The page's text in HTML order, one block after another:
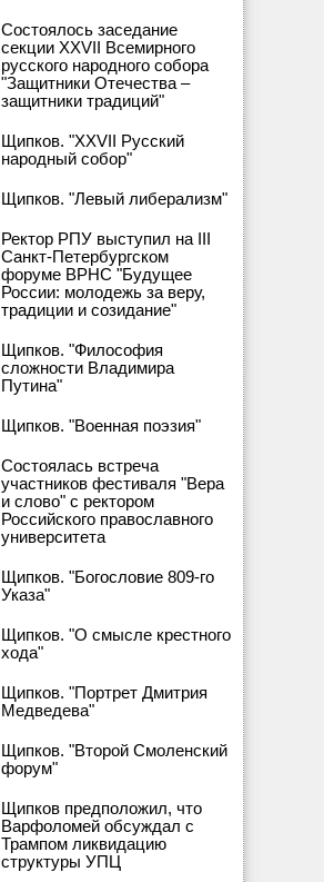
Состоялось заседание
секции XXVII Всемирного
русского народного собора
"Защитники Отечества –
защитники традиций"
Щипков. "XXVII Русский
народный собор"
Щипков. "Левый либерализм"
Ректор РПУ выступил на III
Санкт-Петербургском
форуме ВРНС "Будущее
России: молодежь за веру,
традиции и созидание"
Щипков. "Философия
сложности Владимира
Путина"
Щипков. "Военная поэзия"
Состоялась встреча
участников фестиваля "Вера
и слово" с ректором
Российского православного
университета
Щипков. "Богословие 809-го
Указа"
Щипков. "О смысле крестного
хода"
Щипков. "Портрет Дмитрия
Медведева"
Щипков. "Второй Смоленский
форум"
Щипков предположил, что
Варфоломей обсуждал с
Трампом ликвидацию
структуры УПЦ